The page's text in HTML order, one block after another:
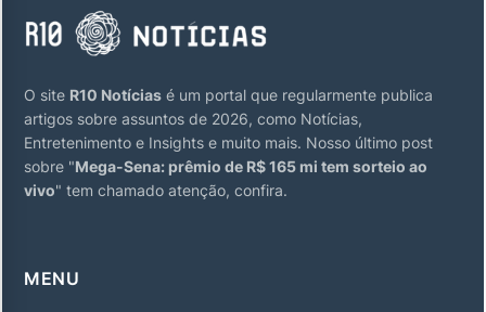
O site R10 Notícias é um portal que regularmente publica
artigos sobre assuntos de 2026, como Notícias,
Entretenimento e Insights e muito mais. Nosso último post
sobre "Mega-Sena: prêmio de R$ 165 mi tem sorteio ao
vivo" tem chamado atenção, confira.
MENU